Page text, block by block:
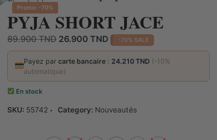
Promo: -70%
PYJA SHORT JACE
89.900TND Le
prix
initial
était :
89.900 TND.
26.900 TND Le
prix
actuel
26.900 TND.
-70% SALE
Payez parcarte bancaire : 24.210 TND (-10%
automatique)
En stock
SKU: 55742 Category: Nouveautés